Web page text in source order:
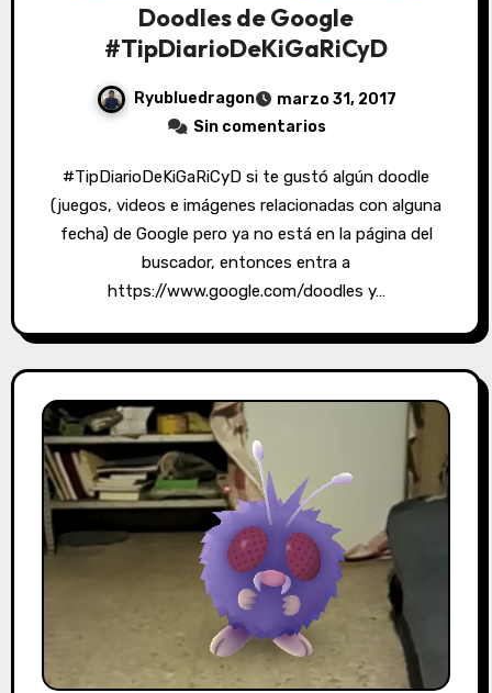
Doodles de Google
#TipDiarioDeKiGaRiCyD
Ryubluedragon
marzo 31, 2017
Sin comentarios
#TipDiarioDeKiGaRiCyD si te gustó algún doodle
(juegos, videos e imágenes relacionadas con alguna
fecha) de Google pero ya no está en la página del
buscador, entonces entra a
https://www.google.com/doodles y…